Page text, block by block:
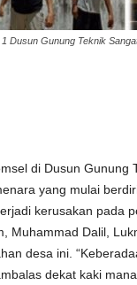
Dusun Gunung Teknik
di Dusun
yang mulai
kerusakan pada
Muhammad Dalil,
desa ini.
dekat kaki